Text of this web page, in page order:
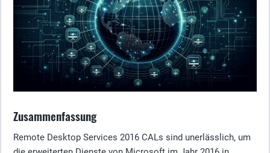
Zusammenfassung
Remote Desktop Services 2016 CALs sind unerlässlich, um